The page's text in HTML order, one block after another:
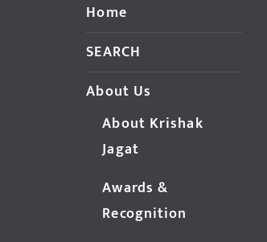
Home
SEARCH
About Us
About Krishak
Jagat
Awards &
Recognition